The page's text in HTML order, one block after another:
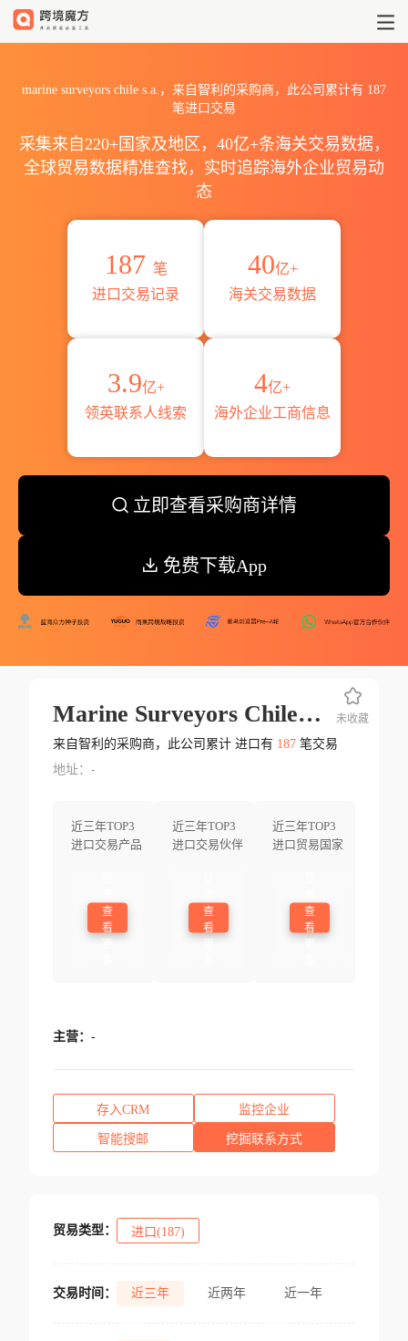
marine surveyors chile s.a.，来自智利的采购商，此公司累计有 187
笔进口交易
采集来自220+国家及地区，40亿+条海关交易数据，
全球贸易数据精准查找，实时追踪海外企业贸易动
态
187 笔
进口交易记录
40亿+
海关交易数据
3.9亿+
领英联系人线索
4亿+
海外企业工商信息
立即查看采购商详情
免费下载App
Marine Surveyors Chile S.a.
来自智利的采购商，此公司累计 进口有 187笔交易
地址：-
近三年TOP3
进口交易产品
查
看
近三年TOP3
进口交易伙伴
查
看
近三年TOP3
进口贸易国家
查
看
未收藏
主营： -
存入CRM 监控企业
智能搜邮 挖掘联系方式
贸易类型： 进口(187)
交易时间： 近三年 近两年 近一年